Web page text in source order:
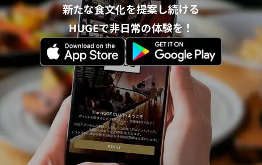
新たな食文化を提案し続ける
HUGEで非日常の体験を！